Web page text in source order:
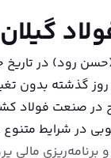
گذشته بدون
صنعت فولاد
در شرایط متنوع
مالی